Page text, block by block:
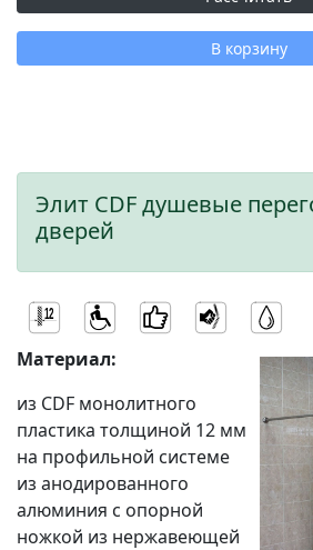
В корзину
Элит CDF душевые
дверей
Материал:
из CDF монолитного
пластика толщиной 12 мм
на профильной системе
из анодированного
алюминия с опорной
ножкой из нержавеющей